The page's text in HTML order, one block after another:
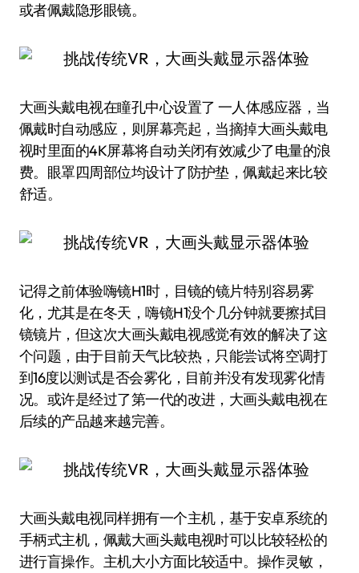
或者佩戴隐形眼镜。
大画头戴电视在瞳孔中心设置了 一人体感应器，当
佩戴时自动感应，则屏幕亮起，当摘掉大画头戴电
视时里面的4K屏幕将自动关闭有效减少了电量的浪
费。眼罩四周部位均设计了防护垫，佩戴起来比较
舒适。
记得之前体验嗨镜H1时，目镜的镜片特别容易雾
化，尤其是在冬天，嗨镜H1没个几分钟就要擦拭目
镜镜片，但这次大画头戴电视感觉有效的解决了这
个问题，由于目前天气比较热，只能尝试将空调打
到16度以测试是否会雾化，目前并没有发现雾化情
况。或许是经过了第一代的改进，大画头戴电视在
后续的产品越来越完善。
大画头戴电视同样拥有一个主机，基于安卓系统的
手柄式主机，佩戴大画头戴电视时可以比较轻松的
进行盲操作。主机大小方面比较适中。操作灵敏，